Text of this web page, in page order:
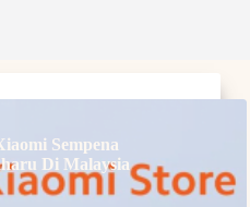
Sempena
Di Malaysia